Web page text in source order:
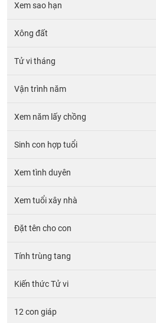
Xem sao hạn
Xông đất
Tử vi tháng
Vận trình năm
Xem năm lấy chồng
Sinh con hợp tuổi
Xem tình duyên
Xem tuổi xây nhà
Đặt tên cho con
Tính trùng tang
Kiến thức Tử vi
12 con giáp